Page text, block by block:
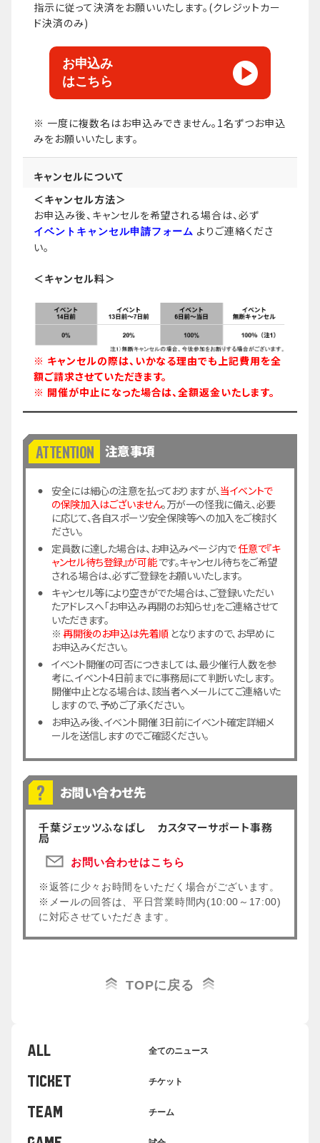
指示に従って決済をお願いいたします。(クレジットカー
ド決済のみ)
お申込み
はこちら
※ 一度に複数名はお申込みできません。1名ずつお申込
みをお願いいたします。
キャンセルについて
＜キャンセル方法＞
お申込み後、キャンセルを希望される場合は、必ず
イベントキャンセル申請フォーム よりご連絡くださ
い。
＜キャンセル料＞
※ キャンセルの際は、いかなる理由でも上記費用を全
額ご請求させていただきます。
※ 開催が中止になった場合は、全額返金いたします。
注意事項
安全には細心の注意を払っておりますが、当イベントで
の保険加入はございません。万が一の怪我に備え、必要
に応じて、各自スポーツ安全保険等への加入をご検討く
ださい。
定員数に達した場合は、お申込みページ内で任意で『キ
ャンセル待ち登録』が可能です。キャンセル待ちをご希望
される場合は、必ずご登録をお願いいたします。
キャンセル等により空きがでた場合は、ご登録いただい
たアドレスへ「お申込み再開のお知らせ」をご連絡させて
いただきます。
※再開後のお申込は先着順 となりますので、お早めに
お申込みください。
イベント開催の可否につきましては、最少催行人数を参
考に、イベント4日前までに事務局にて判断いたします。
開催中止となる場合は、該当者へメールにてご連絡いた
しますので、予めご了承ください。
お申込み後、イベント開催 3日前にイベント確定詳細メ
ールを送信しますのでご確認ください。
お問い合わせ先
千葉ジェッツふなばし カスタマーサポート事務
局
お問い合わせはこちら
※返答に少々お時間をいただく場合がございます。
※メールの回答は、平日営業時間内(10:00～17:00)
に対応させていただきます。
TOPに戻る
ALL 全てのニュース
TICKET チケット
TEAM チーム